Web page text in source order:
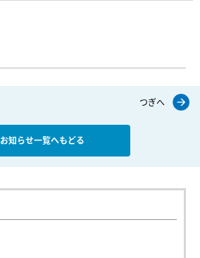
お知らせ一覧へもどる
つぎへ